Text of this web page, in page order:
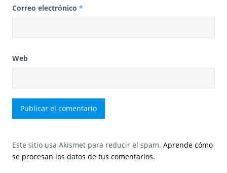
Correo electrónico *
Web
Este sitio usa Akismet para reducir el spam. Aprende cómo
se procesan los datos de tus comentarios.